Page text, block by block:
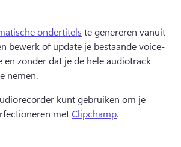
ondertitels te genereren vanuit
bewerk of update je bestaande voice-
en zonder dat je de hele audiotrack
nemen.
kunt gebruiken om je
met Clipchamp.